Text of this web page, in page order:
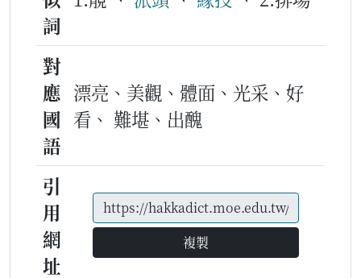
詞
對
應
國
語
漂亮、美觀、體面、光采、好
看、 難堪、出醜
引
用
網
址
複製